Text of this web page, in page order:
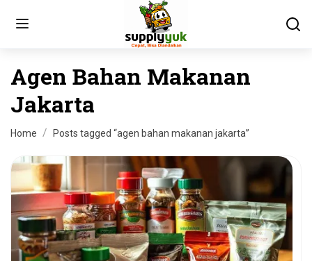
Agen Bahan Makanan
Jakarta
Home Posts tagged “agen bahan makanan jakarta”